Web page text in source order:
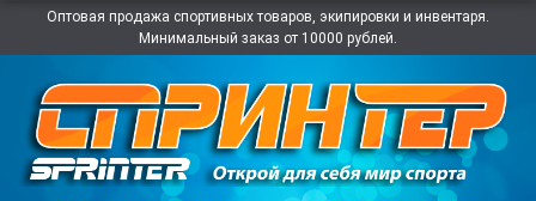
Оптовая продажа спортивных товаров, экипировки и инвентаря.
Минимальный заказ от 10000 рублей.